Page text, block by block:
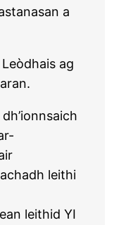
a
ag
leithi
leithid YI